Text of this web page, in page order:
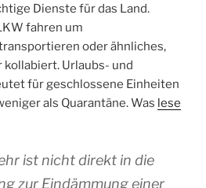
Dienste für das Land.
fahren um
oder ähnliches,
Urlaubs- und
für geschlossene Einheiten
als Quarantäne. Was lese
ist nicht direkt in die
zur Eindämmung einer